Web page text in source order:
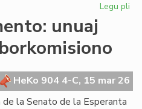
Legu pli
unuaj
HeKo 904 4-C, 15 mar 26
la Senato de la Esperanta